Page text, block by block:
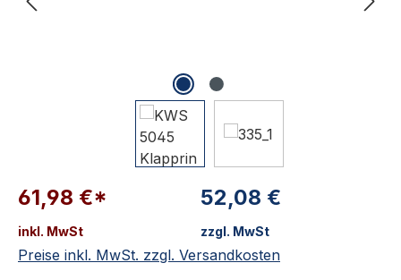
61,98 €*
inkl. MwSt
52,08 €
zzgl. MwSt
Preise inkl. MwSt. zzgl. Versandkosten